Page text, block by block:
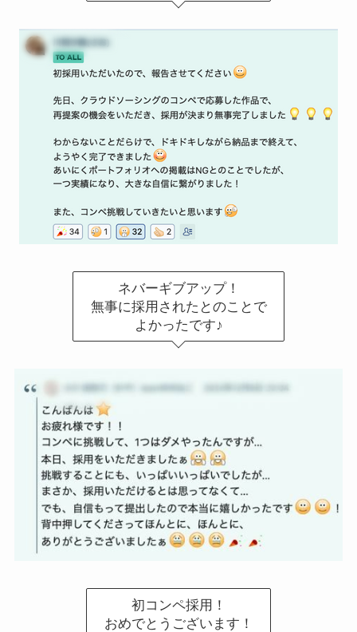
ネバーギブアップ！
無事に採用されたとのことで
よかったです♪
初コンペ採用！
おめでとうございます！